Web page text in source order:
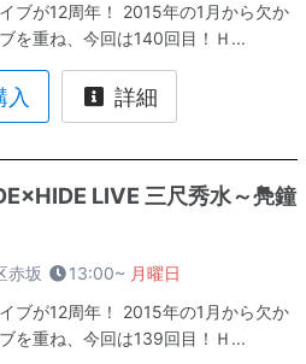
ブが12周年！ 2015年の1月から欠か
を重ね、今回は140回目！Ｈ...
入 詳細
LIVE 三尺秀水～鳧鐘
赤坂 13:00~ 月曜日
ブが12周年！ 2015年の1月から欠か
を重ね、今回は139回目！Ｈ...